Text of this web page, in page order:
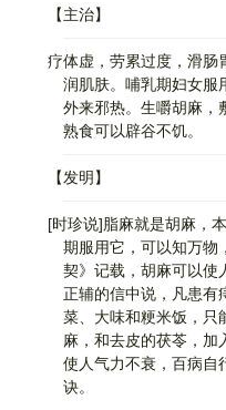
【主治】
疗体虚，劳累过度，滑肠
润肌肤。哺乳期妇女服
外来邪热。生嚼胡麻，
熟食可以辟谷不饥。
【发明】
[时珍说]脂麻就是胡麻，本
期服用它，可以知万物
契》记载，胡麻可以使
正辅的信中说，凡患有
菜、大味和粳米饭，只
麻，和去皮的茯苓，加
使人气力不衰，百病自
诀。